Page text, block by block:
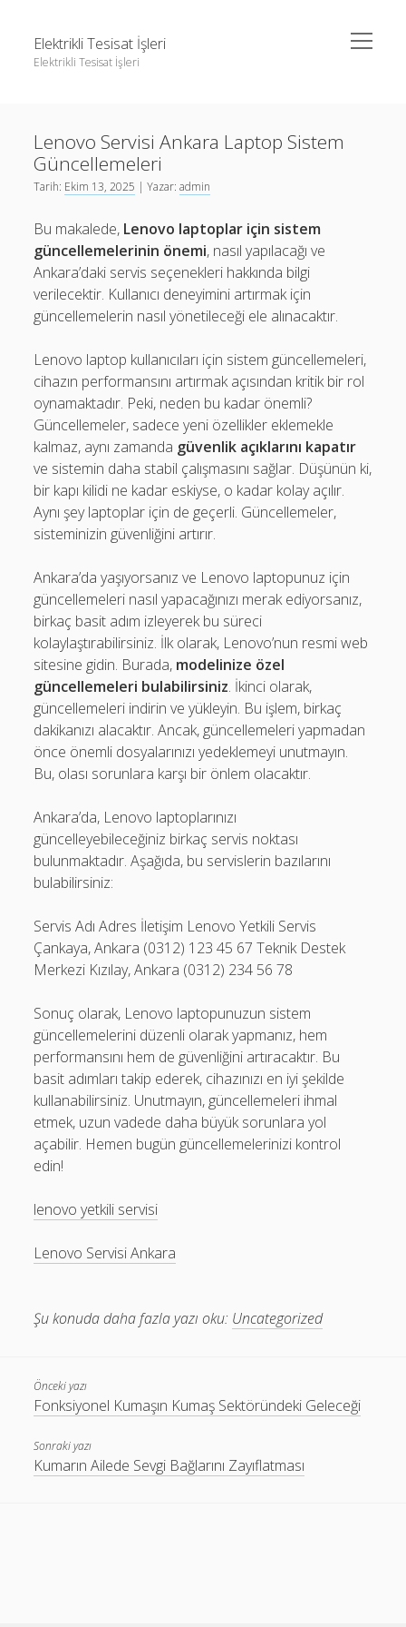
Elektrikli Tesisat İşleri
Elektrikli Tesisat İşleri
menüyü
aç
Linkedin Takipçi Çoğaltma Bedava
Liste
Tiktok Yorum Yükseltme Hilesi Bedava
Instagram Gizli Hesap Takipçileri Görme
Liste
Sayfa Listesi
Tiktok Yorum Yükseltme Hilesi Bedava
Lenovo Servisi Ankara Laptop Sistem
Güncellemeleri
Tarih: Ekim 13, 2025 | Yazar:admin
Bu makalede, Lenovo laptoplar için sistem
güncellemelerinin önemi, nasıl yapılacağı ve
Ankara’daki servis seçenekleri hakkında bilgi
verilecektir. Kullanıcı deneyimini artırmak için
güncellemelerin nasıl yönetileceği ele alınacaktır.
Lenovo laptop kullanıcıları için sistem güncellemeleri,
cihazın performansını artırmak açısından kritik bir rol
oynamaktadır. Peki, neden bu kadar önemli?
Güncellemeler, sadece yeni özellikler eklemekle
kalmaz, aynı zamanda güvenlik açıklarını kapatır
ve sistemin daha stabil çalışmasını sağlar. Düşünün ki,
bir kapı kilidi ne kadar eskiyse, o kadar kolay açılır.
Aynı şey laptoplar için de geçerli. Güncellemeler,
sisteminizin güvenliğini artırır.
Ankara’da yaşıyorsanız ve Lenovo laptopunuz için
güncellemeleri nasıl yapacağınızı merak ediyorsanız,
birkaç basit adım izleyerek bu süreci
kolaylaştırabilirsiniz. İlk olarak, Lenovo’nun resmi web
sitesine gidin. Burada, modelinize özel
güncellemeleri bulabilirsiniz. İkinci olarak,
güncellemeleri indirin ve yükleyin. Bu işlem, birkaç
dakikanızı alacaktır. Ancak, güncellemeleri yapmadan
önce önemli dosyalarınızı yedeklemeyi unutmayın.
Bu, olası sorunlara karşı bir önlem olacaktır.
Ankara’da, Lenovo laptoplarınızı
güncelleyebileceğiniz birkaç servis noktası
bulunmaktadır. Aşağıda, bu servislerin bazılarını
bulabilirsiniz:
Servis Adı Adres İletişim Lenovo Yetkili Servis
Çankaya, Ankara (0312) 123 45 67 Teknik Destek
Merkezi Kızılay, Ankara (0312) 234 56 78
Sonuç olarak, Lenovo laptopunuzun sistem
güncellemelerini düzenli olarak yapmanız, hem
performansını hem de güvenliğini artıracaktır. Bu
basit adımları takip ederek, cihazınızı en iyi şekilde
kullanabilirsiniz. Unutmayın, güncellemeleri ihmal
etmek, uzun vadede daha büyük sorunlara yol
açabilir. Hemen bugün güncellemelerinizi kontrol
edin!
lenovo yetkili servisi
Lenovo Servisi Ankara
Şu konuda daha fazla yazı oku: Uncategorized
Önceki yazı
Fonksiyonel Kumaşın Kumaş Sektöründeki Geleceği
Sonraki yazı
Kumarın Ailede Sevgi Bağlarını Zayıflatması